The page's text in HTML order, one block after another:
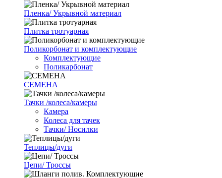
Пленка/ Укрывной материал
Плитка тротуарная
Поликорбонат и комплектующие
Комплектующие
Поликарбонат
СЕМЕНА
Тачки /колеса/камеры
Камера
Колеса для тачек
Тачки/ Носилки
Теплицы/дуги
Цепи/ Троссы